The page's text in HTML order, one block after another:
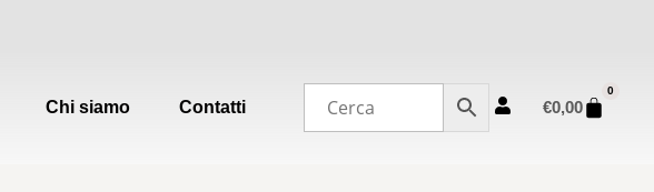
Chi siamo Contatti €0,00
0